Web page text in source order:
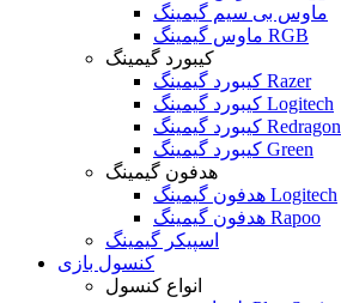
ماوس بی سیم گیمینگ
ماوس گیمینگ RGB
کیبورد گیمینگ
کیبورد گیمینگ Razer
کیبورد گیمینگ Logitech
کیبورد گیمینگ Redragon
کیبورد گیمینگ Green
هدفون گیمینگ
هدفون گیمینگ Logitech
هدفون گیمینگ Rapoo
اسپیکر گیمینگ
کنسول بازی
انواع کنسول